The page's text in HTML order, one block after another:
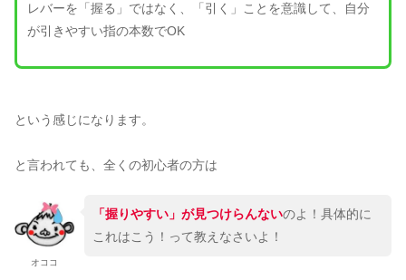
レバーを「握る」ではなく、「引く」ことを意識して、自分
が引きやすい指の本数でOK
という感じになります。
と言われても、全くの初心者の方は
オココ
「握りやすい」が見つけらんないのよ！具体的に
これはこう！って教えなさいよ！